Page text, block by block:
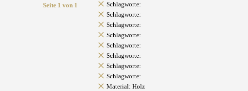
Seite 1 von 1
Schlagworte:
Schlagworte:
Schlagworte:
Schlagworte:
Schlagworte:
Schlagworte:
Schlagworte:
Schlagworte:
Material: Holz